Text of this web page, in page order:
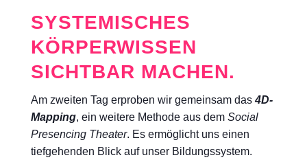
SYSTEMISCHES
KÖRPERWISSEN
SICHTBAR MACHEN.
Am zweiten Tag erproben wir gemeinsam das4D-
Mapping, ein weitere Methode aus dem Social
Presencing Theater. Es ermöglicht uns einen
tiefgehenden Blick auf unser Bildungssystem.